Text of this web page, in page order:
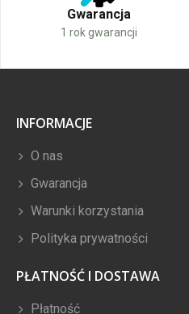
Gwarancja
1 rok gwarancji
INFORMACJE
O nas
Gwarancja
Warunki korzystania
Polityka prywatności
PŁATNOŚĆ I DOSTAWA
Płatność